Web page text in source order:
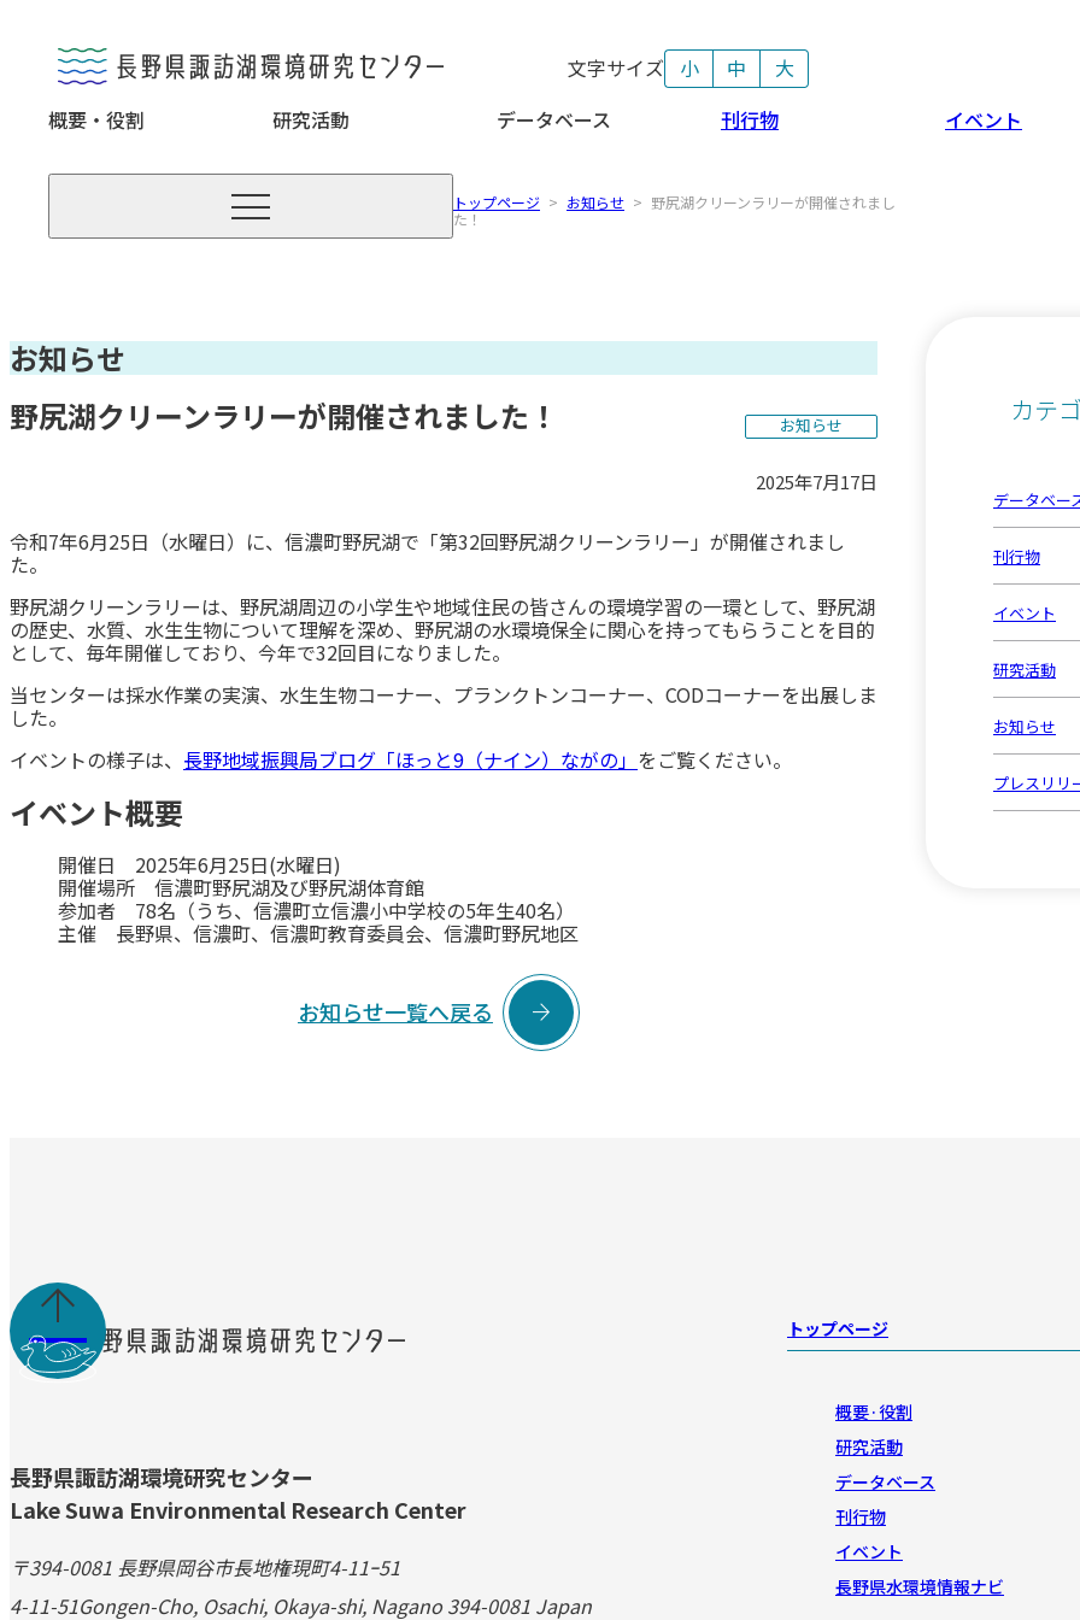
文字サイズ 小 中
大
概要・役割
研究活動 データベース 刊行物 イベント
 トップページ > お知らせ > 野尻湖クリーンラリーが開催されまし
た！
お知らせ
野尻湖クリーンラリーが開催されました！
お知らせ
2025年7月17日
令和7年6月25日（水曜日）に、信濃町野尻湖で「第32回野尻湖クリーンラリー」が開催されまし
た。
野尻湖クリーンラリーは、野尻湖周辺の小学生や地域住民の皆さんの環境学習の一環として、野尻湖
の歴史、水質、水生生物について理解を深め、野尻湖の水環境保全に関心を持ってもらうことを目的
として、毎年開催しており、今年で32回目になりました。
当センターは採水作業の実演、水生生物コーナー、プランクトンコーナー、CODコーナーを出展しま
した。
イベントの様子は、 長野地域振興局ブログ「ほっと9（ナイン）ながの」 をご覧ください。
イベント概要
開催日 2025年6月25日(水曜日)
開催場所 信濃町野尻湖及び野尻湖体育館
参加者 78名（うち、信濃町立信濃小中学校の5年生40名）
主催 長野県、信濃町、信濃町教育委員会、信濃町野尻地区
お知らせ一覧へ戻る 
カテ
データベー
刊行物
イベント
研究活動
お知らせ
プレスリリ

長野県諏訪湖環境研究センター
Lake Suwa Environmental Research Center
〒394-0081 長野県岡谷市長地権現町4-11ｰ51
4-11-51Gongen-Cho, Osachi, Okaya-shi, Nagano 394-0081 Japan
トップページ
概要·役割
研究活動
データベース
刊行物
イベント
長野県水環境情報ナビ